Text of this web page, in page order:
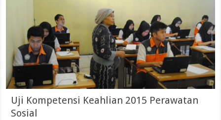
Uji Kompetensi Keahlian 2015 Perawatan
Sosial